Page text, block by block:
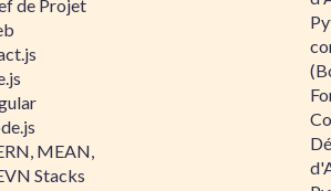
de Projet
MEAN,
Stacks